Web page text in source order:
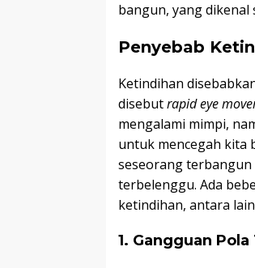
bangun, yang dikenal
Penyebab
Ketindihan
disebutrapid eye
mengalami mimpi,
untuk mencegah kita
seseorang terbangun
terbelenggu. Ada
ketindihan, antara
1. Gangguan